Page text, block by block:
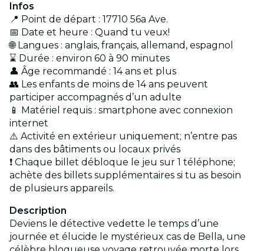
Infos
📍 Point de départ : 17710 56a Ave.
📅 Date et heure : Quand tu veux!
🌐 Langues : anglais, français, allemand, espagnol
⌛ Durée : environ 60 à 90 minutes
👤 Âge recommandé : 14 ans et plus
👥 Les enfants de moins de 14 ans peuvent
participer accompagnés d’un adulte
📱 Matériel requis : smartphone avec connexion
internet
⚠️ Activité en extérieur uniquement; n’entre pas
dans des bâtiments ou locaux privés
❗ Chaque billet débloque le jeu sur 1 téléphone;
achète des billets supplémentaires si tu as besoin
de plusieurs appareils.
Description
Deviens le détective vedette le temps d’une
journée et élucide le mystérieux cas de Bella, une